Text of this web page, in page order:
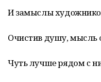
И замыслы
Очистив душу, мысль
Чуть лучше рядом с